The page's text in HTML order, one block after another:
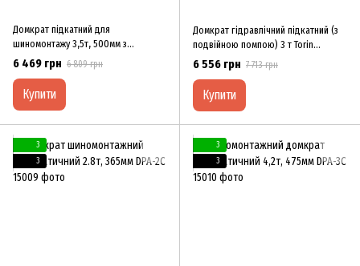
Домкрат підкатний для
шиномонтажу 3,5т, 500мм з
педаллю Torin T83502
6 469 грн 6 809 грн
Купити
Домкрат гідравлічний підкатний (з
подвійною помпою) 3 т Torin
T830023
6 556 грн 7 713 грн
Купити
3
3
3
3